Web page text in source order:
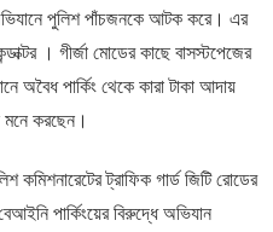
পুলিশ পাঁচজনকে আটক করে। এর
। গীর্জা মোডের কাছে বাসস্টপেজের
অবৈধ পার্কিং থেকে কারা টাকা আদায়
মনে করছেন।
ট্রাফিক গার্ড জিটি রোডের
পার্কিংয়ের বিরুদ্ধে অভিযান